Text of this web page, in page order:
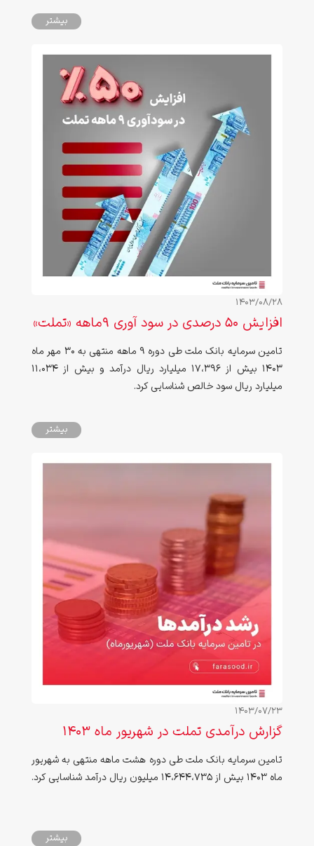
بیشتر
1403/08/28
افزایش 50 درصدی در سود آوری 9ماهه «تملت»
تامین سرمایه بانک ملت طی دوره 9 ماهه منتهی به 30 مهر ماه
۱۴۰3 بیش از 17،396 میلیارد ریال درآمد و بیش از 11،034
میلیارد ریال سود خالص شناسایی کرد.
بیشتر
1403/07/23
گزارش درآمدی تملت در شهریور ماه 1403
تامین سرمایه بانک ملت طی دوره هشت ماهه منتهی به شهریور
ماه 1403 بیش از 14،644،735 میلیون ریال درآمد شناسایی کرد.
بیشتر